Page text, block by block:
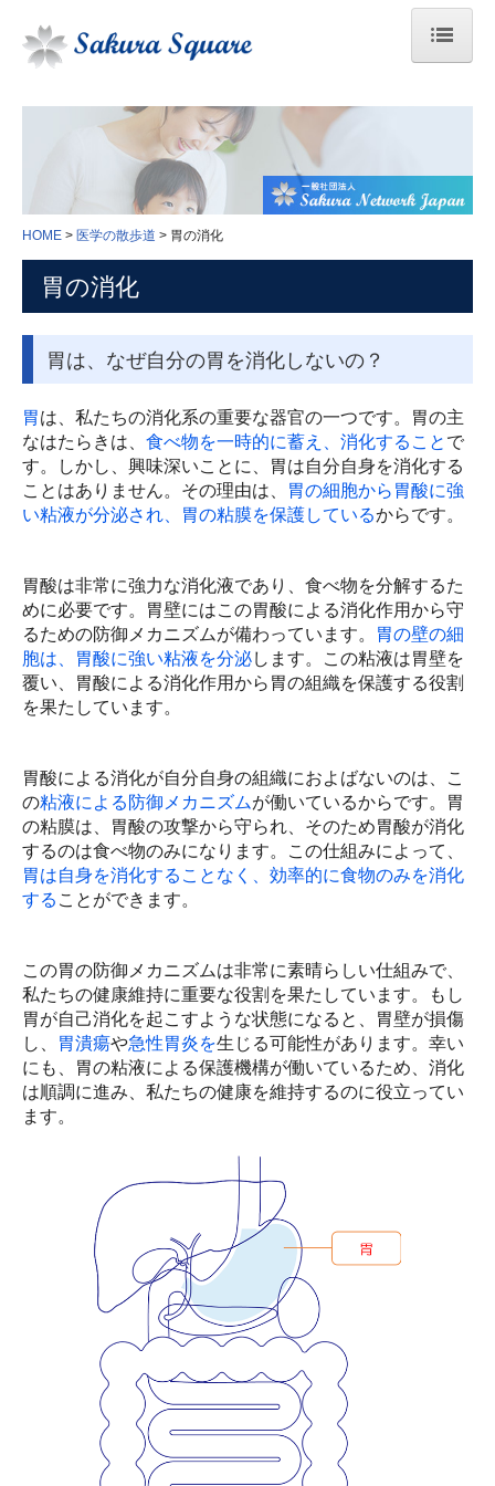
臓器のはたらき
医学の散歩道
身体検査
血液学検査
免疫血清学的検査
感染症検査
血液型検査
一般検査
生理学的検査
画像検査
眼科的検査
耳鼻科的検査
健康セミナー
HOME 医学の散歩道 胃の消化
胃の消化
胃は、なぜ自分の胃を消化しないの？
胃は、私たちの消化系の重要な器官の一つです。胃の主
なはたらきは、 食べ物を一時的に蓄え、消化することで
す。しかし、興味深いことに、胃は自分自身を消化する
ことはありません。その理由は、 胃の細胞から胃酸に強
い粘液が分泌され、胃の粘膜を保護しているからです。
胃酸は非常に強力な消化液であり、食べ物を分解するた
めに必要です。胃壁にはこの胃酸による消化作用から守
るための防御メカニズムが備わっています。 胃の壁の細
胞は、胃酸に強い粘液を分泌します。この粘液は胃壁を
覆い、胃酸による消化作用から胃の組織を保護する役割
を果たしています。
胃酸による消化が自分自身の組織におよばないのは、こ
の粘液による防御メカニズムが働いているからです。胃
の粘膜は、胃酸の攻撃から守られ、そのため胃酸が消化
するのは食べ物のみになります。この仕組みによって、
胃は自身を消化することなく、効率的に食物のみを消化
することができます。
この胃の防御メカニズムは非常に素晴らしい仕組みで、
私たちの健康維持に重要な役割を果たしています。もし
胃が自己消化を起こすような状態になると、胃壁が損傷
し、 胃潰瘍や急性胃炎を生じる可能性があります。幸い
にも、胃の粘液による保護機構が働いているため、消化
は順調に進み、私たちの健康を維持するのに役立ってい
ます。